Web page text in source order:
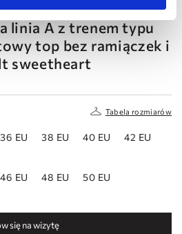
w stylu couture
linia A z trenem typu
top bez ramiączek i
sweetheart
Tabela rozmiarów
36 EU 38 EU 40 EU 42 EU
46 EU 48 EU 50 EU
się na wizytę